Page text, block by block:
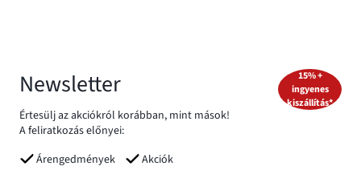
Newsletter
Értesülj az akciókról korábban, mint mások!
A feliratkozás előnyei:
Árengedmények
Akciók
15% +
ingyenes
kiszállítás*